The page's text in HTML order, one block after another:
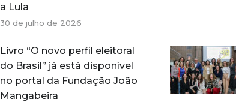
a Lula
30 de julho de 2026
Livro “O novo perfil eleitoral
do Brasil” já está disponível
no portal da Fundação João
Mangabeira